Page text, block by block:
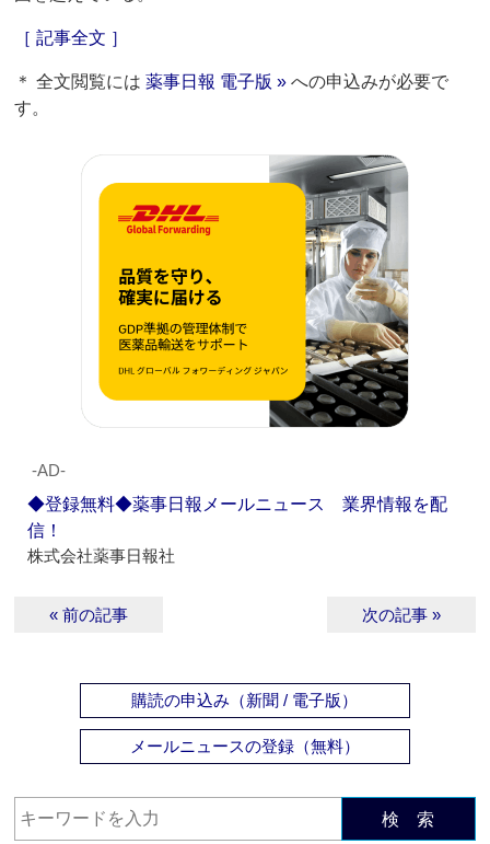
［ 記事全文 ］
＊ 全文閲覧には薬事日報 電子版 » への申込みが必要で
す。
‐AD‐
◆登録無料◆薬事日報メールニュース 業界情報を配
信！
株式会社薬事日報社
« 前の記事 次の記事 »
購読の申込み（新聞 / 電子版）
メールニュースの登録（無料）
検 索